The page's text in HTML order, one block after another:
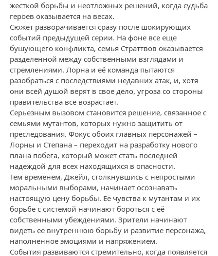
жесткой борьбы и неотложных решений, когда судьба
героев оказывается на весах.
Сюжет разворачивается сразу после шокирующих
событий предыдущей серии. На фоне все еще
бушующего конфликта, семья Страттвов оказывается
разделенной между собственными взглядами и
стремлениями. Лорна и её команда пытаются
разобраться с последствиями недавних атак, и, хотя
они всей душой верят в свое дело, угроза со стороны
правительства все возрастает.
Серьезным вызовом становится решение, связанное с
семьями мутантов, которых нужно защитить от
преследования. Фокус обоих главных персонажей –
Лорны и Степана – переходит на разработку нового
плана побега, который может стать последней
надеждой для всех находящихся в опасности.
Тем временем, Джейл, столкнувшись с непростыми
моральными выборами, начинает осознавать
настоящую цену борьбы. Её чувства к мутантам и их
борьбе с системой начинают бороться с её
собственными убеждениями. Зрители начинают
видеть её внутреннюю борьбу и развитие персонажа,
наполненное эмоциями и напряжением.
События развиваются стремительно, когда появляется